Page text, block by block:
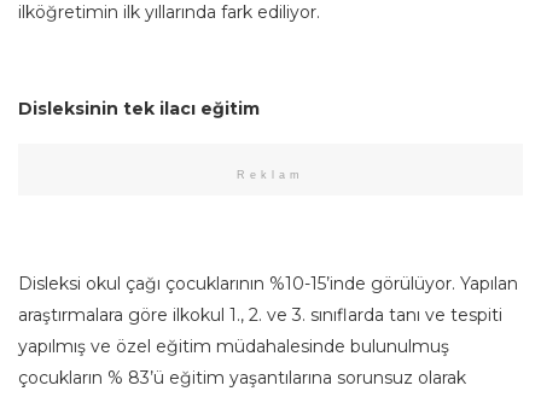
ilköğretimin ilk yıllarında fark ediliyor.
Disleksinin tek ilacı eğitim
Reklam
Disleksi okul çağı çocuklarının %10-15’inde görülüyor. Yapılan
araştırmalara göre ilkokul 1., 2. ve 3. sınıflarda tanı ve tespiti
yapılmış ve özel eğitim müdahalesinde bulunulmuş
çocukların % 83’ü eğitim yaşantılarına sorunsuz olarak